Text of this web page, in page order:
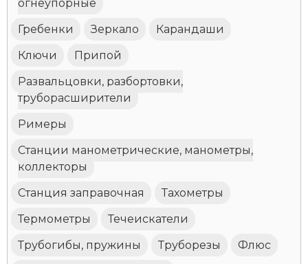
огнеупорные
Гребенки
Зеркало
Карандаши
Ключи
Припой
Развальцовки, разбортовки,
труборасширители
Римеры
Станции манометрические, манометры,
коллекторы
Станция заправочная
Тахометры
Термометры
Течеискатели
Трубогибы, пружины
Труборезы
Флюс